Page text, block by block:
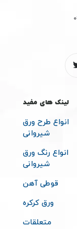
لینک های مفید
انواع طرح ورق
شیروانی
انواع رنگ ورق
شیروانی
قوطی آهن
ورق کرکره
متعلقات